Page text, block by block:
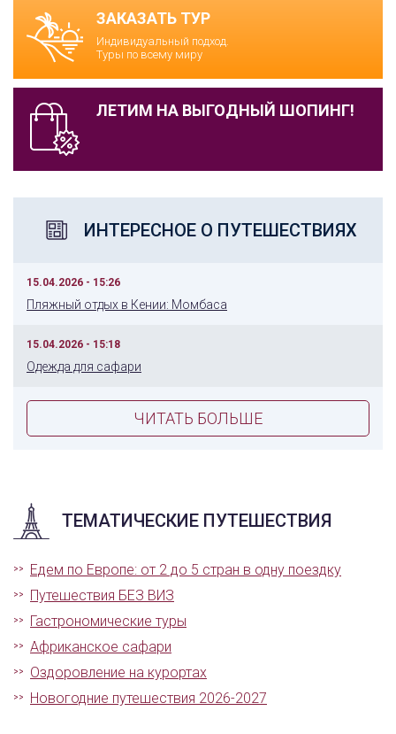
ЗАКАЗАТЬ ТУР
Индивидуальный подход.
Туры по всему миру
ЛЕТИМ НА ВЫГОДНЫЙ ШОПИНГ!
ИНТЕРЕСНОЕ О ПУТЕШЕСТВИЯХ
15.04.2026 - 15:26
Пляжный отдых в Кении: Момбаса
15.04.2026 - 15:18
Одежда для сафари
ЧИТАТЬ БОЛЬШЕ
ТЕМАТИЧЕСКИЕ ПУТЕШЕСТВИЯ
Едем по Европе: от 2 до 5 стран в одну поездку
Путешествия БЕЗ ВИЗ
Гастрономические туры
Африканское сафари
Оздоровление на курортах
Новогодние путешествия 2026-2027